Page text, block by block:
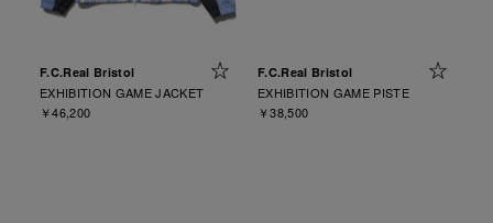
F.C.Real Bristol
EXHIBITION GAME JACKET
￥46,200
F.C.Real Bristol
EXHIBITION GAME PISTE
￥38,500